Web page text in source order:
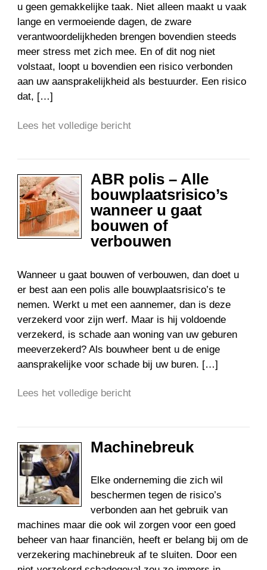
u geen gemakkelijke taak. Niet alleen maakt u vaak
lange en vermoeiende dagen, de zware
verantwoordelijkheden brengen bovendien steeds
meer stress met zich mee. En of dit nog niet
volstaat, loopt u bovendien een risico verbonden
aan uw aansprakelijkheid als bestuurder. Een risico
dat, […]
Lees het volledige bericht
ABR polis – Alle
bouwplaatsrisico’s
wanneer u gaat
bouwen of
verbouwen
Wanneer u gaat bouwen of verbouwen, dan doet u
er best aan een polis alle bouwplaatsrisico’s te
nemen. Werkt u met een aannemer, dan is deze
verzekerd voor zijn werf. Maar is hij voldoende
verzekerd, is schade aan woning van uw geburen
meeverzekerd? Als bouwheer bent u de enige
aansprakelijke voor schade bij uw buren. […]
Lees het volledige bericht
Machinebreuk
Elke onderneming die zich wil
beschermen tegen de risico’s
verbonden aan het gebruik van
machines maar die ook wil zorgen voor een goed
beheer van haar financiën, heeft er belang bij om de
verzekering machinebreuk af te sluiten. Door een